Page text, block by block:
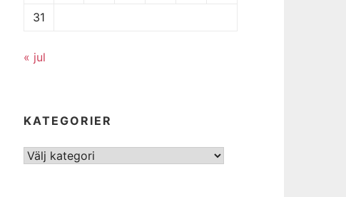
31
« jul
KATEGORIER
Kategorier